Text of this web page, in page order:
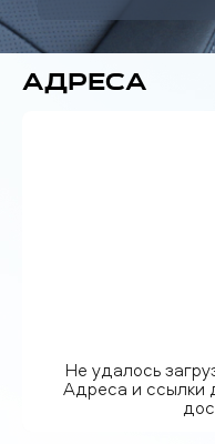
Адреса
Не удалось
Адреса и ссылки